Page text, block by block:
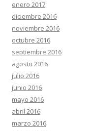
enero 2017
diciembre 2016
noviembre 2016
octubre 2016
septiembre 2016
agosto 2016
julio 2016
junio 2016
mayo 2016
abril 2016
marzo 2016